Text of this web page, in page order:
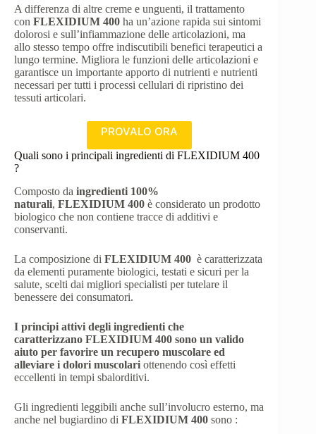
A differenza di altre creme e unguenti, il trattamento
con FLEXIDIUM 400 ha un’azione rapida sui sintomi
dolorosi e sull’infiammazione delle articolazioni, ma
allo stesso tempo offre indiscutibili benefici terapeutici a
lungo termine. Migliora le funzioni delle articolazioni e
garantisce un importante apporto di nutrienti e nutrienti
necessari per tutti i processi cellulari di ripristino dei
tessuti articolari.
PROVALO ORA
Quali sono i principali ingredienti di FLEXIDIUM 400
?
Composto da ingredienti 100%
naturali, FLEXIDIUM 400 è considerato un prodotto
biologico che non contiene tracce di additivi e
conservanti.
La composizione di FLEXIDIUM 400 è caratterizzata
da elementi puramente biologici, testati e sicuri per la
salute, scelti dai migliori specialisti per tutelare il
benessere dei consumatori.
I principi attivi degli ingredienti che
caratterizzano FLEXIDIUM 400 sono un valido
aiuto per favorire un recupero muscolare ed
alleviare i dolori muscolari ottenendo così effetti
eccellenti in tempi sbalorditivi.
Gli ingredienti leggibili anche sull’involucro esterno, ma
anche nel bugiardino di FLEXIDIUM 400 sono :